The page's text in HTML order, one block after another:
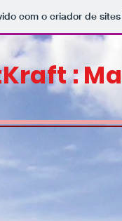
com o criador de sites
: